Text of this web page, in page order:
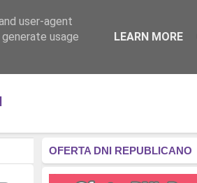
RÉGIMEN - MONARQUÍA
OFERTA DNI REPUBLICANO
user-agent
usage
LEARN MORE